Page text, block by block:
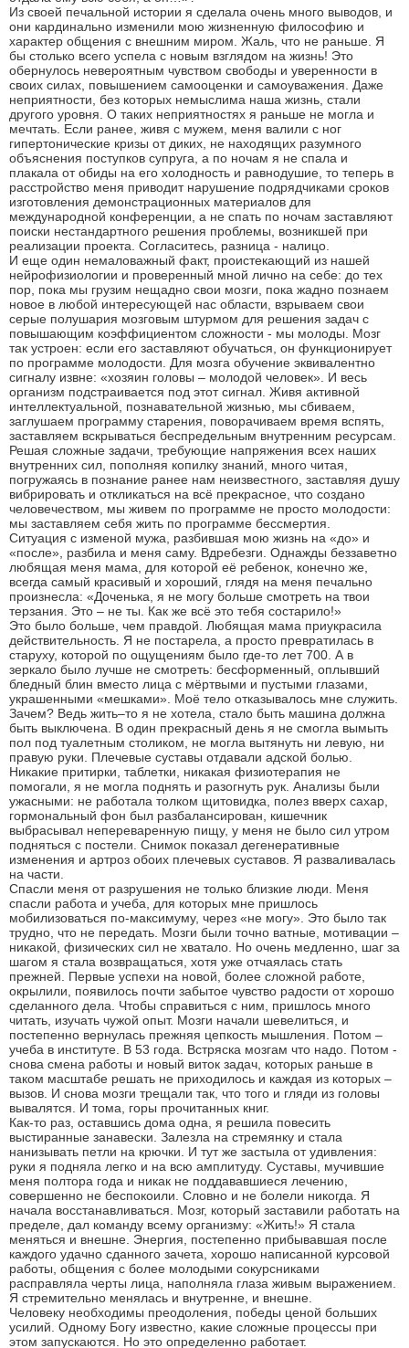
Из своей печальной истории я сделала очень много выводов, и
они кардинально изменили мою жизненную философию и
характер общения с внешним миром. Жаль, что не раньше. Я
бы столько всего успела с новым взглядом на жизнь! Это
обернулось невероятным чувством свободы и уверенности в
своих силах, повышением самооценки и самоуважения. Даже
неприятности, без которых немыслима наша жизнь, стали
другого уровня. О таких неприятностях я раньше не могла и
мечтать. Если ранее, живя с мужем, меня валили с ног
гипертонические кризы от диких, не находящих разумного
объяснения поступков супруга, а по ночам я не спала и
плакала от обиды на его холодность и равнодушие, то теперь в
расстройство меня приводит нарушение подрядчиками сроков
изготовления демонстрационных материалов для
международной конференции, а не спать по ночам заставляют
поиски нестандартного решения проблемы, возникшей при
реализации проекта. Согласитесь, разница - налицо.
И еще один немаловажный факт, проистекающий из нашей
нейрофизиологии и проверенный мной лично на себе: до тех
пор, пока мы грузим нещадно свои мозги, пока жадно познаем
новое в любой интересующей нас области, взрываем свои
серые полушария мозговым штурмом для решения задач с
повышающим коэффициентом сложности - мы молоды. Мозг
так устроен: если его заставляют обучаться, он функционирует
по программе молодости. Для мозга обучение эквивалентно
сигналу извне: «хозяин головы – молодой человек». И весь
организм подстраивается под этот сигнал. Живя активной
интеллектуальной, познавательной жизнью, мы сбиваем,
заглушаем программу старения, поворачиваем время вспять,
заставляем вскрываться беспредельным внутренним ресурсам.
Решая сложные задачи, требующие напряжения всех наших
внутренних сил, пополняя копилку знаний, много читая,
погружаясь в познание ранее нам неизвестного, заставляя душу
вибрировать и откликаться на всё прекрасное, что создано
человечеством, мы живем по программе не просто молодости:
мы заставляем себя жить по программе бессмертия.
Ситуация с изменой мужа, разбившая мою жизнь на «до» и
«после», разбила и меня саму. Вдребезги. Однажды беззаветно
любящая меня мама, для которой её ребенок, конечно же,
всегда самый красивый и хороший, глядя на меня печально
произнесла: «Доченька, я не могу больше смотреть на твои
терзания. Это – не ты. Как же всё это тебя состарило!»
Это было больше, чем правдой. Любящая мама приукрасила
действительность. Я не постарела, а просто превратилась в
старуху, которой по ощущениям было где-то лет 700. А в
зеркало было лучше не смотреть: бесформенный, оплывший
бледный блин вместо лица с мёртвыми и пустыми глазами,
украшенными «мешками». Моё тело отказывалось мне служить.
Зачем? Ведь жить–то я не хотела, стало быть машина должна
быть выключена. В один прекрасный день я не смогла вымыть
пол под туалетным столиком, не могла вытянуть ни левую, ни
правую руки. Плечевые суставы отдавали адской болью.
Никакие притирки, таблетки, никакая физиотерапия не
помогали, я не могла поднять и разогнуть рук. Анализы были
ужасными: не работала толком щитовидка, полез вверх сахар,
гормональный фон был разбалансирован, кишечник
выбрасывал непереваренную пищу, у меня не было сил утром
подняться с постели. Снимок показал дегенеративные
изменения и артроз обоих плечевых суставов. Я разваливалась
на части.
Спасли меня от разрушения не только близкие люди. Меня
спасли работа и учеба, для которых мне пришлось
мобилизоваться по-максимуму, через «не могу». Это было так
трудно, что не передать. Мозги были точно ватные, мотивации –
никакой, физических сил не хватало. Но очень медленно, шаг за
шагом я стала возвращаться, хотя уже отчаялась стать
прежней. Первые успехи на новой, более сложной работе,
окрылили, появилось почти забытое чувство радости от хорошо
сделанного дела. Чтобы справиться с ним, пришлось много
читать, изучать чужой опыт. Мозги начали шевелиться, и
постепенно вернулась прежняя цепкость мышления. Потом –
учеба в институте. В 53 года. Встряска мозгам что надо. Потом -
снова смена работы и новый виток задач, которых раньше в
таком масштабе решать не приходилось и каждая из которых –
вызов. И снова мозги трещали так, что того и гляди из головы
вывалятся. И тома, горы прочитанных книг.
Как-то раз, оставшись дома одна, я решила повесить
выстиранные занавески. Залезла на стремянку и стала
нанизывать петли на крючки. И тут же застыла от удивления:
руки я подняла легко и на всю амплитуду. Суставы, мучившие
меня полтора года и никак не поддававшиеся лечению,
совершенно не беспокоили. Словно и не болели никогда. Я
начала восстанавливаться. Мозг, который заставили работать на
пределе, дал команду всему организму: «Жить!» Я стала
меняться и внешне. Энергия, постепенно прибывавшая после
каждого удачно сданного зачета, хорошо написанной курсовой
работы, общения с более молодыми сокурсниками
расправляла черты лица, наполняла глаза живым выражением.
Я стремительно менялась и внутренне, и внешне.
Человеку необходимы преодоления, победы ценой больших
усилий. Одному Богу известно, какие сложные процессы при
этом запускаются. Но это определенно работает.